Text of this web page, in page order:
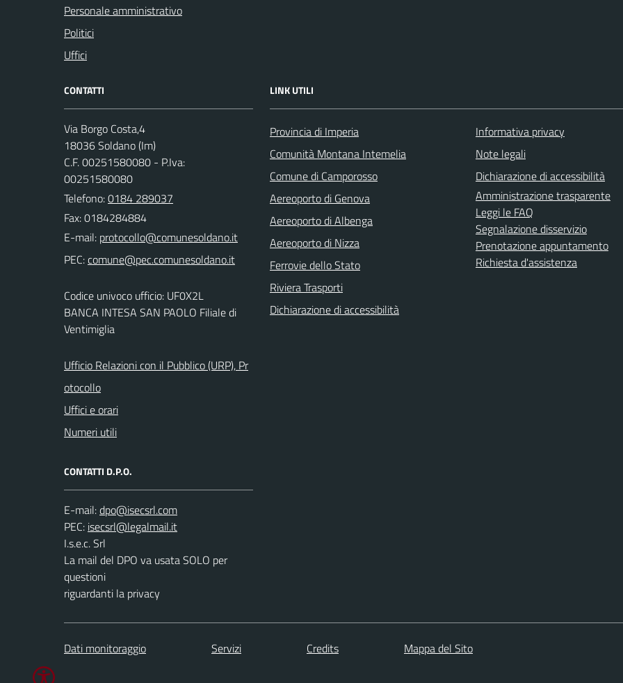
Personale amministrativo
Politici
Uffici
CONTATTI
Via Borgo Costa,4
18036 Soldano (Im)
C.F. 00251580080 - P.Iva:
00251580080
Telefono:0184 289037
Fax: 0184284884
E-mail:
PEC:
Codice univoco ufficio: UF0X2L
BANCA INTESA SAN PAOLO Filiale di
Ventimiglia
Ufficio Relazioni con il Pubblico (URP), Pr
otocollo
Uffici e orari
Numeri utili
CONTATTI D.P.O.
E-mail:
PEC:
I.s.e.c. Srl
La mail del DPO va usata SOLO per
questioni
riguardanti la privacy
LINK UTILI
Provincia di Imperia
Comunità Montana Intemelia
Comune di Camporosso
Aereoporto di Genova
Aereoporto di Albenga
Aereoporto di Nizza
Ferrovie dello Stato
Riviera Trasporti
Dichiarazione di accessibilità
Informativa privacy
Note legali
Dichiarazione di accessibilità
Amministrazione trasparente
Leggi le FAQ
Segnalazione disservizio
Prenotazione appuntamento
Richiesta d'assistenza
Dati monitoraggio Servizi Credits Mappa del Sito